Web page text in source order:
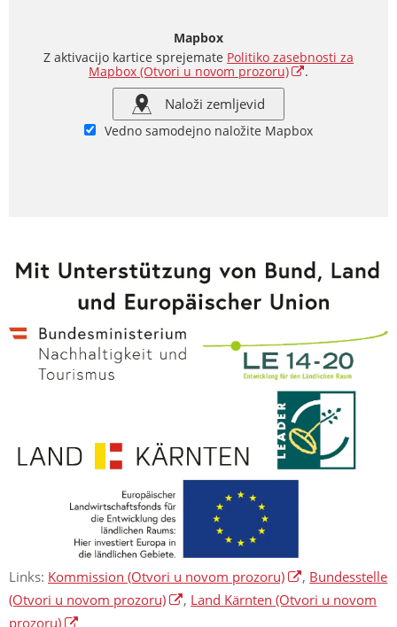
Mapbox
Z aktivacijo kartice sprejemate Politiko zasebnosti za
Mapbox(Otvori u novom prozoru) .
Naloži zemljevid
Vedno samodejno naložite Mapbox
Links: Kommission (Otvori u novom prozoru) , Bundesstelle
(Otvori u novom prozoru)
, Land Kärnten (Otvori u novom
prozoru)